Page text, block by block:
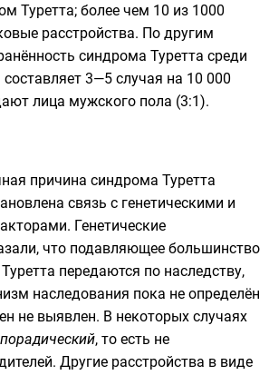
Туретта; более чем 10 из 1000
расстройства. По другим
синдрома Туретта среди
3—5 случая на 10 000
лица мужского пола (3:1).
причина синдрома Туретта
связь с генетическими и
Генетические
что подавляющее большинство
передаются по наследству,
наследования пока не определён
не выявлен. В некоторых случаях
, то есть не
Другие расстройства в виде